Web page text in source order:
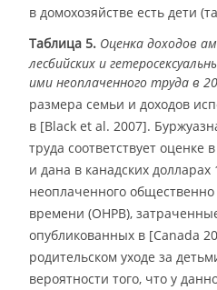
в домохозяйстве есть дети
Таблица 5. Оценка доходов
лесбийских и
ими неоплаченного труда в
размера семьи и доходов
в [Black et al. 2007].
труда соответствует
и дана в канадских долларах
неоплаченного
времени (ОНРВ),
опубликованных в [Canada
родительском уходе за
вероятности того, что у